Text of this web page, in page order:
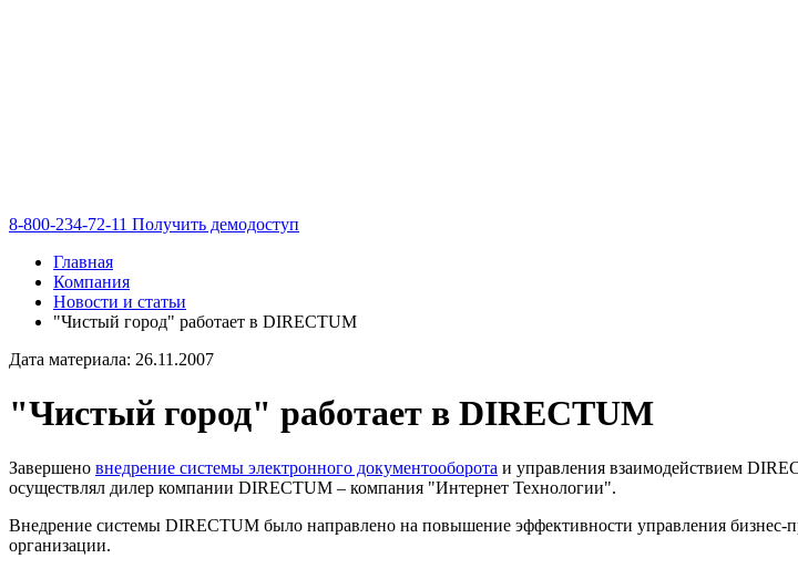
8-800-234-72-11 Получить демодоступ
Главная
Компания
Новости и статьи
"Чистый город" работает в DIRECTUM
Дата материала: 26.11.2007
"Чистый город" работает в DIRECTUM
Завершено внедрение системы электронного документооборота и управления взаимодействием
осуществлял дилер компании DIRECTUM – компания "Интернет Технологии".
Внедрение системы DIRECTUM было направлено на повышение эффективности управления бизнес-
организации.